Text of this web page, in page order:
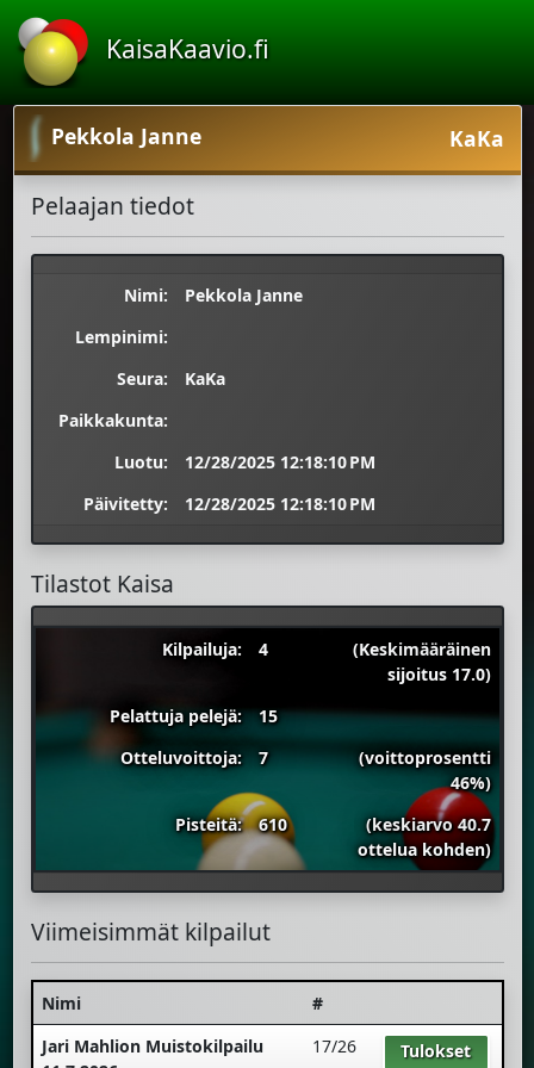
KaisaKaavio.fi
Pekkola Janne KaKa
Pelaajan tiedot
Nimi:
Pekkola Janne
Lempinimi:
Seura:
KaKa
Paikkakunta:
Luotu:
12/28/2025 12:18:10 PM
Päivitetty:
12/28/2025 12:18:10 PM
Tilastot Kaisa
Kilpailuja: 4
(Keskimääräinen
sijoitus 17.0)
Pelattuja pelejä:
15
Otteluvoittoja:
7
(voittoprosentti
46%)
Pisteitä:
610
(keskiarvo 40.7
ottelua kohden)
Viimeisimmät kilpailut
Nimi
#
Jari Mahlion Muistokilpailu
17/26 Tulokset